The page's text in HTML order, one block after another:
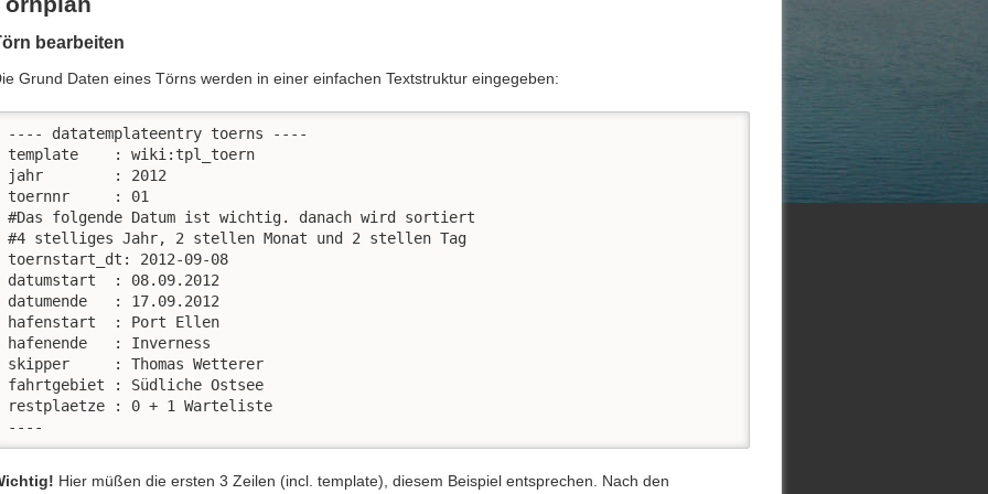
bearbeiten
Grund Daten eines Törns werden in einer einfachen Textstruktur eingegeben:
---- datatemplateentry toerns ----
template    : wiki:tpl_toern
jahr        : 2012
toernnr     : 01
#Das folgende Datum ist wichtig. danach wird sortiert
#4 stelliges Jahr, 2 stellen Monat und 2 stellen Tag
toernstart_dt: 2012-09-08
datumstart  : 08.09.2012
datumende   : 17.09.2012
hafenstart  : Port Ellen
hafenende   : Inverness
skipper     : Thomas Wetterer
fahrtgebiet : Südliche Ostsee
restplaetze : 0 + 1 Warteliste
----
Hier müßen die ersten 3 Zeilen (incl. template), diesem Beispiel entsprechen. Nach den